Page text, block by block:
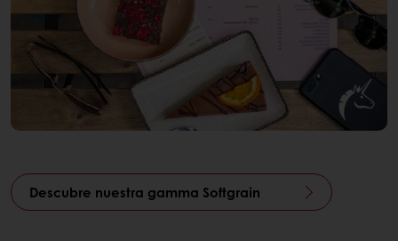
Descubre nuestra gamma Softgrain